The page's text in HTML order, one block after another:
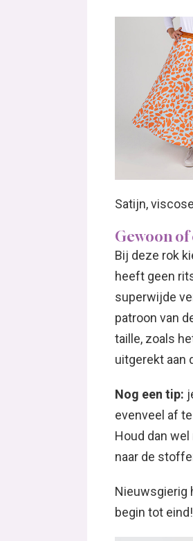
Satijn,
Gewoon of
Bij deze rok
heeft geen
superwijde
patroon van
taille, zoals
uitgerekt aan
Nog een tip:
evenveel af
Houd dan
naar de
Nieuwsgierig
begin tot